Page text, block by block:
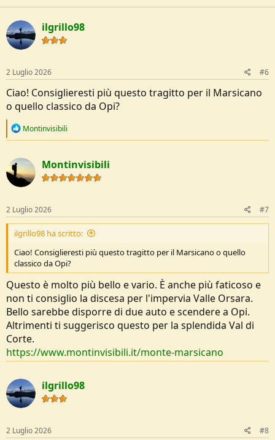
ilgrillo98
2 Luglio 2026 #6
Ciao! Consiglieresti più questo tragitto per il Marsicano
o quello classico da Opi?
R
c
t
i
o
s
:
Montinvisibili
Montinvisibili
2 Luglio 2026 #7
ilgrillo98 ha scritto:
Ciao! Consiglieresti più questo tragitto per il Marsicano o quello
classico da Opi?
Questo è molto più bello e vario. È anche più faticoso e
non ti consiglio la discesa per l'impervia Valle Orsara.
Bello sarebbe disporre di due auto e scendere a Opi.
Altrimenti ti suggerisco questo per la splendida Val di
Corte.
https://www.montinvisibili.it/monte-marsicano
ilgrillo98
2 Luglio 2026 #8